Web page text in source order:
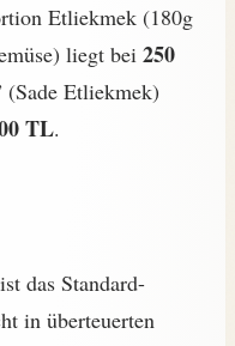
Etliekmek (180g
liegt bei 250
(Sade Etliekmek)
TL.
das Standard-
in überteuerten